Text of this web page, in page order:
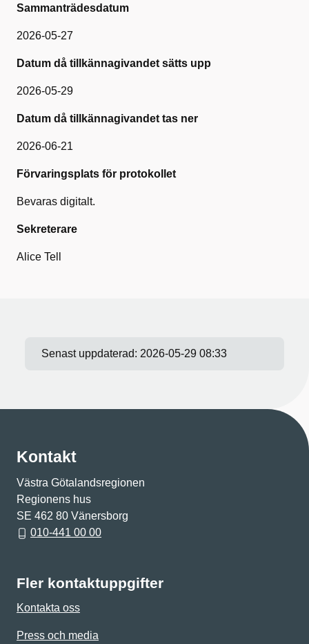
Sammanträdesdatum
2026-05-27
Datum då tillkännagivandet sätts upp
2026-05-29
Datum då tillkännagivandet tas ner
2026-06-21
Förvaringsplats för protokollet
Bevaras digitalt.
Sekreterare
Alice Tell
Senast uppdaterad: 2026-05-29 08:33
Kontakt
Västra Götalandsregionen
Regionens hus
SE 462 80 Vänersborg
010-441 00 00
Fler kontaktuppgifter
Kontakta oss
Press och media